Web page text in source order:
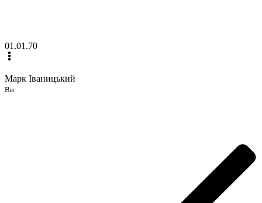
01.01.70
Марк Іваницький
Ви: